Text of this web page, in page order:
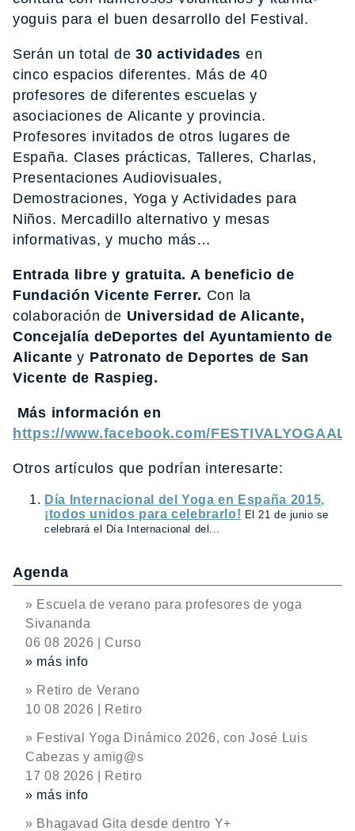
yoguis para el buen desarrollo del Festival.
Serán un total de 30 actividades en
cinco espacios diferentes. Más de 40
profesores de diferentes escuelas y
asociaciones de Alicante y provincia.
Profesores invitados de otros lugares de
España. Clases prácticas, Talleres, Charlas,
Presentaciones Audiovisuales,
Demostraciones, Yoga y Actividades para
Niños. Mercadillo alternativo y mesas
informativas, y mucho más…
Entrada libre y gratuita. A beneficio de
Fundación Vicente Ferrer. Con la
colaboración de Universidad de Alicante,
Concejalía deDeportes del Ayuntamiento de
Alicante y Patronato de Deportes de San
Vicente de Raspieg.
Más información en
https://www.facebook.com/
Otros artículos que podrían interesarte:
Día Internacional del Yoga en España 2015,
¡todos unidos para celebrarlo! El 21 de junio se
celebrará el Día Internacional del...
Agenda
» Escuela de verano para profesores de yoga
Sivananda
06 08 2026 | Curso
» más info
» Retiro de Verano
10 08 2026 | Retiro
» Festival Yoga Dinámico 2026, con José Luis
Cabezas y amig@s
17 08 2026 | Retiro
» más info
» Bhagavad Gita desde dentro Y+